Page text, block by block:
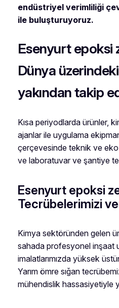
endüstriyel verimliliği
ile buluşturuyoruz.
Esenyurt epoksi
Dünya
yakından takip
Kısa periyodlarda ürünler,
ajanlar ile uygulama
çerçevesinde teknik ve eko
ve laboratuvar ve şantiye
Esenyurt epoksi
Tecrübelerimizi
Kimya sektöründen gelen
sahada profesyonel inşaat
imalatlarımızda yüksek
Yarım ömre sığan
mühendislik hassasiyetiyle